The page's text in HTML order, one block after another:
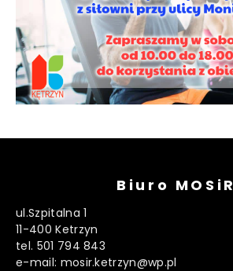
Biuro MOSiR
ul.Szpitalna 1
11-400 Ketrzyn
tel. 501 794 843
e-mail: mosir.ketrzyn@wp.pl